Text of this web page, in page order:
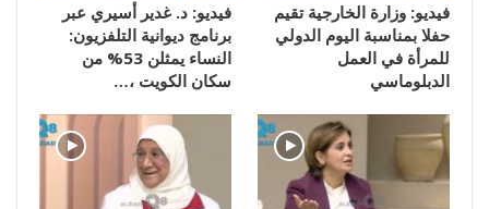
فيديو: وزارة الخارجية تقيم
حفلا بمناسبة اليوم الدولي
للمرأة في العمل
الدبلوماسي
فيديو: د. غدير أسيري عبر
برنامج ديوانية التلفزيون:
النساء يمثلن 53% من
سكان الكويت ،…